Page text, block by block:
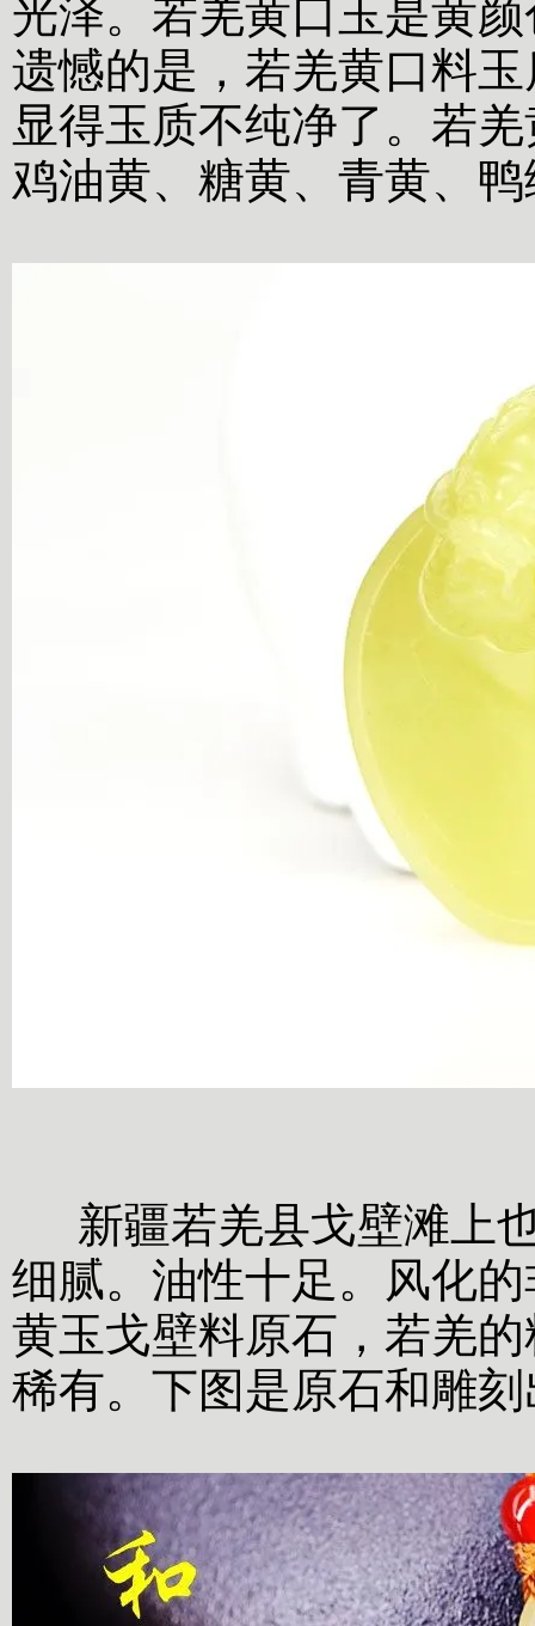
光泽。若羌黄口玉是黄
遗憾的是，若羌黄口料
显得玉质不纯净了。若
鸡油黄、糖黄、青黄、
新疆若羌县戈壁滩上
细腻。油性十足。风化
黄玉戈壁料原石，若羌
稀有。下图是原石和雕